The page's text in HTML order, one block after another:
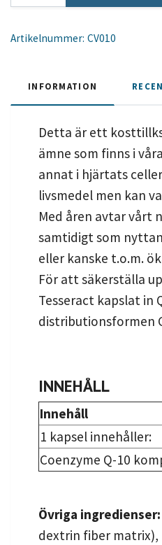
Artikelnummer: CV010
INFORMATION
Detta är ett
ämne som finns i
annat i hjärtats
livsmedel men kan
Med åren avtar vårt
samtidigt som
eller kanske t.o.m.
För att säkerställa
Tesseract kapslat in
distributionsformen
INNEHÅLL
Innehåll
1 kapsel innehåller:
Coenzyme Q-10
Övriga ingredienser:
dextrin fiber matrix),